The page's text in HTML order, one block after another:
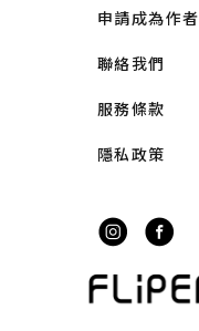
申請成為作者
聯絡我們
服務條款
隱私政策